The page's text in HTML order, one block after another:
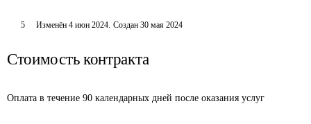
5 Изменён 4 июн 2024. Создан 30 мая 2024
Стоимость контракта
Оплата в течение 90 календарных дней после оказания услуг